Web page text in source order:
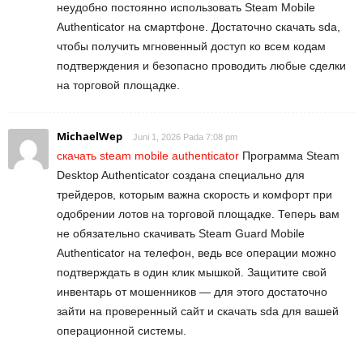
неудобно постоянно использовать Steam Mobile
Authenticator на смартфоне. Достаточно скачать sda,
чтобы получить мгновенный доступ ко всем кодам
подтверждения и безопасно проводить любые сделки
на торговой площадке.
MichaelWep Juni 1, 2026 Pada 7:08 pm
скачать steam mobile authenticator Программа Steam
Desktop Authenticator создана специально для
трейдеров, которым важна скорость и комфорт при
одобрении лотов на торговой площадке. Теперь вам
не обязательно скачивать Steam Guard Mobile
Authenticator на телефон, ведь все операции можно
подтверждать в один клик мышкой. Защитите свой
инвентарь от мошенников — для этого достаточно
зайти на проверенный сайт и скачать sda для вашей
операционной системы.